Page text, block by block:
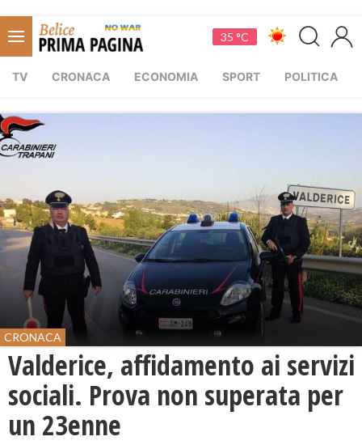
35 °C
TV CRONACA ECONOMIA SPORT POLITICA
CRONACA
Valderice, affidamento ai servizi
sociali. Prova non superata per
un 23enne